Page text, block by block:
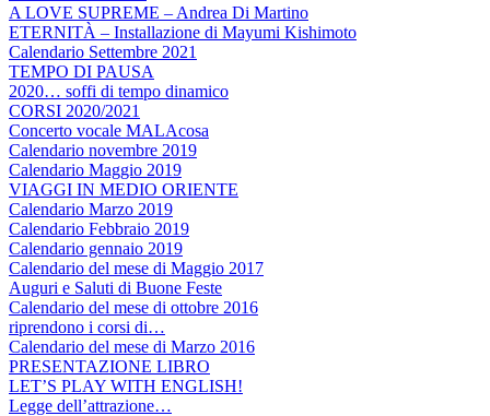
A LOVE SUPREME – Andrea Di Martino
ETERNITÀ – Installazione di Mayumi Kishimoto
Calendario Settembre 2021
TEMPO DI PAUSA
2020… soffi di tempo dinamico
CORSI 2020/2021
Concerto vocale MALAcosa
Calendario novembre 2019
Calendario Maggio 2019
VIAGGI IN MEDIO ORIENTE
Calendario Marzo 2019
Calendario Febbraio 2019
Calendario gennaio 2019
Calendario del mese di Maggio 2017
Auguri e Saluti di Buone Feste
Calendario del mese di ottobre 2016
riprendono i corsi di…
Calendario del mese di Marzo 2016
PRESENTAZIONE LIBRO
LET’S PLAY WITH ENGLISH!
Legge dell’attrazione…